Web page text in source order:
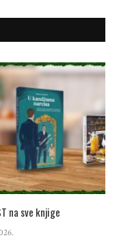
na sve knjige